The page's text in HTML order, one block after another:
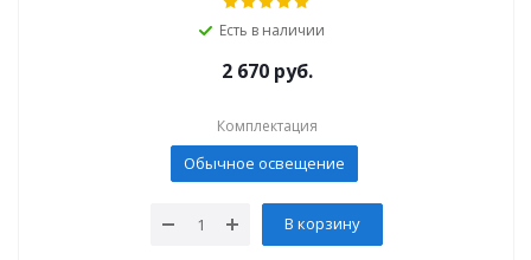
Есть в наличии
2 670руб.
Комплектация
Обычное освещение
В корзину